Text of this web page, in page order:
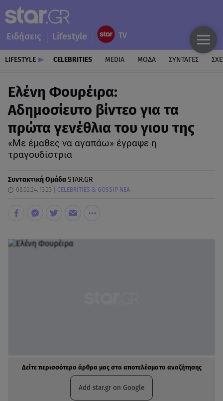
Ειδήσεις Lifestyle
LIFESTYLE CELEBRITIES MEDIA ΜΟΔΑ ΣΥΝΤΑΓΕΣ
Ελένη Φουρέιρα:
Αδημοσίευτο βίντεο για τα
πρώτα γενέθλια του γιου της
«Με έμαθες να αγαπάω» έγραψε η
τραγουδίστρια
Συντακτική ΟμάδαSTAR.GR
08.02.24, 13:23 CELEBRITIES & GOSSIP ΝΕΑ
Δείτε περισσότερα άρθρα μας στα αποτελέσματα αναζήτησης
Add star.gr on Google